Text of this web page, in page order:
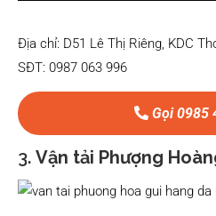
Địa chỉ: D51 Lê Thị Riêng, KDC
SĐT: 0987 063 996
Gọi 0985
3. Vận tải Phượng